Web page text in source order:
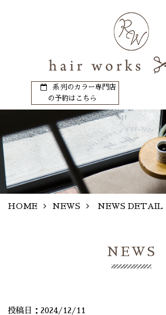
系列のカラー専門店
の予約はこちら
HOME NEWS NEWS DETAIL
NEWS
投稿日：2024/12/11